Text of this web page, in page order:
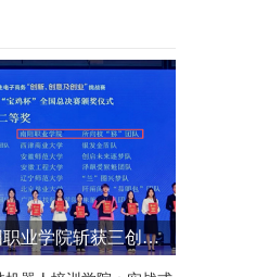
硬核实力!南阳职业学院斩获三创赛乡村振兴实战赛全国二等奖